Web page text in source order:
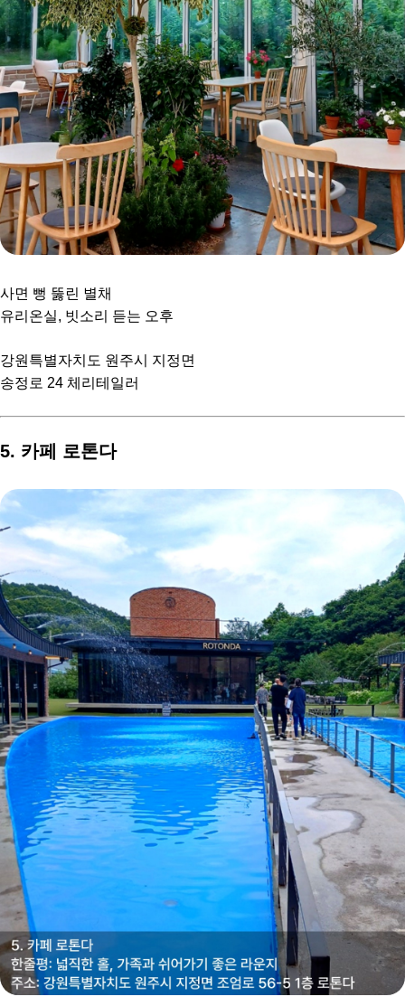
사면 뻥 뚫린 별채
유리온실, 빗소리 듣는 오후
강원특별자치도 원주시 지정면
송정로 24 체리테일러
5. 카페 로톤다